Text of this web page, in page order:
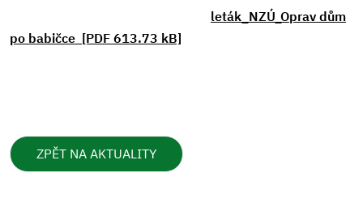
leták_NZÚ_Oprav dům
po babičce [PDF 613.73 kB]
ZPĚT NA AKTUALITY